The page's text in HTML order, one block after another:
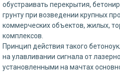
обустраивать перекрытия,
грунту при возведении крупных
коммерческих объектов, жилых,
комплексов.
Принцип действия такого
на улавливании сигнала от
установленными на мачтах